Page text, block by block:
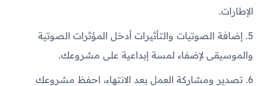
الإطارات.
5. إضافة الصوتيات والتأثيرات أدخل المؤثرات الصوتية
والموسيقى لإضفاء لمسة إبداعية على مشروعك.
6. تصدير ومشاركة العمل بعد الانتهاء، احفظ مشروعك